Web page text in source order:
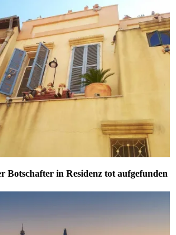
Botschafter in Residenz tot aufgefunden